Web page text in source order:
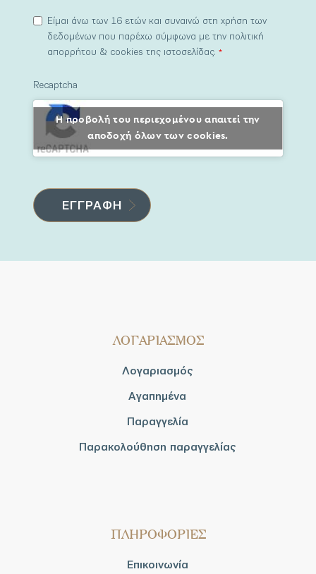
Είμαι άνω των 16 ετών και συναινώ στη χρήση των
δεδομένων που παρέχω σύμφωνα με την πολιτική
απορρήτου & cookies της ιστοσελίδας.*
Recaptcha
Η προβολή του περιεχομένου απαιτεί την
αποδοχή όλων των cookies.
ΛΟΓΑΡΙΑΣΜΟΣ
Λογαριασμός
Αγαπημένα
Παραγγελία
Παρακολούθηση παραγγελίας
ΠΛΗΡΟΦΟΡΙΕΣ
Επικοινωνία